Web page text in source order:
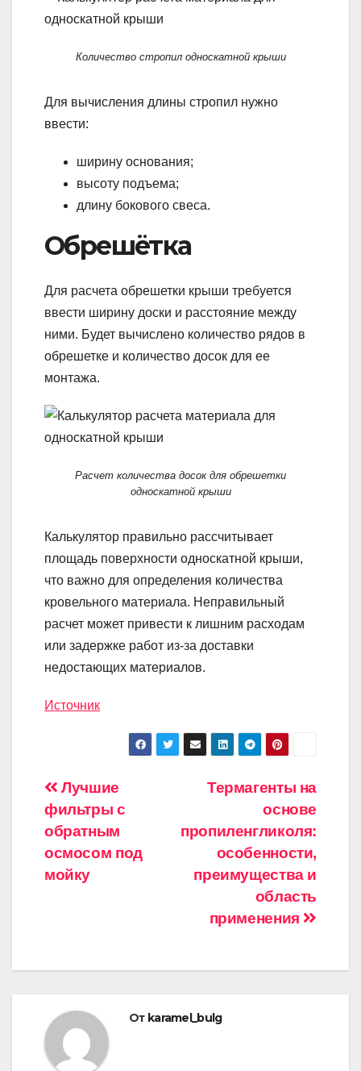
Количество стропил односкатной крыши
Для вычисления длины стропил нужно
ввести:
ширину основания;
высоту подъема;
длину бокового свеса.
Обрешётка
Для расчета обрешетки крыши требуется
ввести ширину доски и расстояние между
ними. Будет вычислено количество рядов в
обрешетке и количество досок для ее
монтажа.
Расчет количества досок для обрешетки
односкатной крыши
Калькулятор правильно рассчитывает
площадь поверхности односкатной крыши,
что важно для определения количества
кровельного материала. Неправильный
расчет может привести к лишним расходам
или задержке работ из-за доставки
недостающих материалов.
Источник
Навигация
по
записям
Термагенты на
основе
пропиленгликоля:
особенности,
преимущества и
область
применения
Лучшие
фильтры с
обратным
осмосом под
мойку
От karamel_bulg